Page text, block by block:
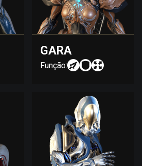
GARA
Função: